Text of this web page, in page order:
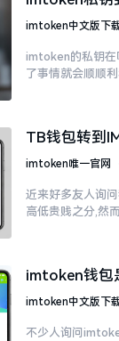
imtoken中文版下
imtoken的私钥在
了事情就会顺顺
TB钱包转到
imtoken唯一官网
近来好多友人询
高低贵贱之分,然
imtoken钱包
imtoken中文版下
不少人询问